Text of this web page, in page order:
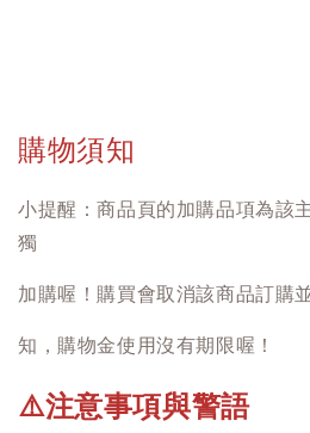
購物須知
小提醒：商品頁的加購品項為該
獨
加購喔！購買會取消該商品訂購
知，購物金使用沒有期限喔！
⚠️注意事項與警語